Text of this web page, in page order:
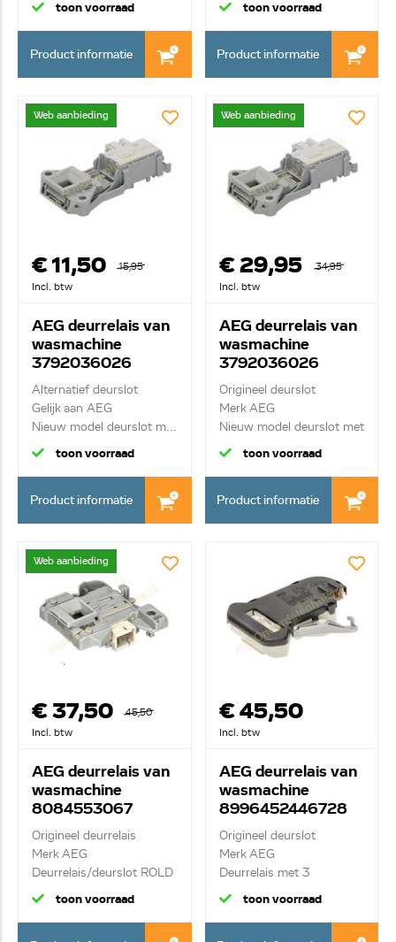
toon voorraad
Product informatie
toon voorraad
Product informatie
Web aanbieding
€ 11,50
15,95
Incl. btw
AEG deurrelais van
wasmachine
3792036026
Alternatief deurslot
Gelijk aan AEG
Nieuw model deurslot m...
toon voorraad
Product informatie
Web aanbieding
€ 29,95
34,95
Incl. btw
AEG deurrelais van
wasmachine
3792036026
Origineel deurslot
Merk AEG
Nieuw model deurslot met
3 con...
toon voorraad
Product informatie
Web aanbieding
€ 37,50
45,50
Incl. btw
AEG deurrelais van
wasmachine
8084553067
Origineel deurrelais
Merk AEG
Deurrelais/deurslot ROLD
DKS...
toon voorraad
€ 45,50
Incl. btw
AEG deurrelais van
wasmachine
8996452446728
Origineel deurslot
Merk AEG
Deurrelais met 3
contacten en...
toon voorraad